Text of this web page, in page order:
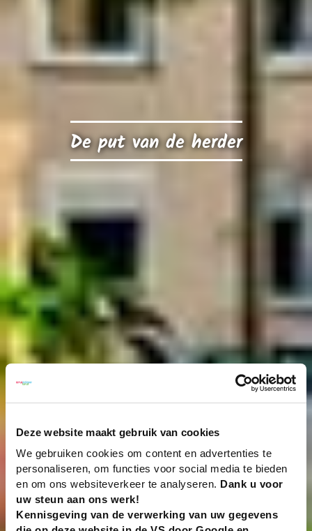
Deze website maakt gebruik van cookies
We gebruiken cookies om content en advertenties te
personaliseren, om functies voor social media te bieden
en om ons websiteverkeer te analyseren. Dank u voor
uw steun aan ons werk!
Kennisgeving van de verwerking van uw gegevens
De put van de herder